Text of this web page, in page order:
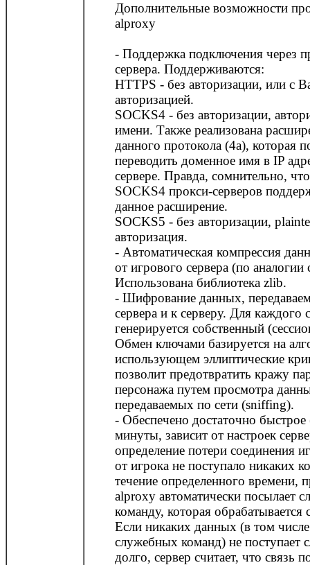
Дополнительные возможности
alproxy
- Поддержка подключения через
сервера. Поддерживаются:
HTTPS - без авторизации, или с
авторизацией.
SOCKS4 - без авторизации,
имени. Также реализована
данного протокола (4a), которая
переводить доменное имя в IP
сервере. Правда, сомнительно,
SOCKS4 прокси-серверов
данное расширение.
SOCKS5 - без авторизации,
авторизация.
- Автоматическая компрессия
от игрового сервера (по
Использована библиотека zlib.
- Шифрование данных,
сервера и к серверу. Для каждого
генерируется собственный
Обмен ключами базируется на
использующем эллиптические
позволит предотвратить кражу
персонажа путем просмотра
передаваемых по сети (sniffing).
- Обеспечено достаточно быстрое
минуты, зависит от настроек
определение потери соединения
от игрока не поступало никаких
течение определенного времени,
alproxy автоматически посылает
команду, которая обрабатывается
Если никаких данных (в том
служебных команд) не поступает
долго, сервер считает, что связь